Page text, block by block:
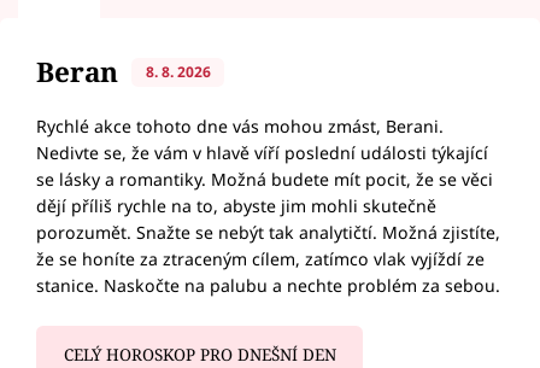
Beran 8. 8. 2026
Rychlé akce tohoto dne vás mohou zmást, Berani.
Nedivte se, že vám v hlavě víří poslední události týkající
se lásky a romantiky. Možná budete mít pocit, že se věci
dějí příliš rychle na to, abyste jim mohli skutečně
porozumět. Snažte se nebýt tak analytičtí. Možná zjistíte,
že se honíte za ztraceným cílem, zatímco vlak vyjíždí ze
stanice. Naskočte na palubu a nechte problém za sebou.
CELÝ HOROSKOP PRO DNEŠNÍ DEN